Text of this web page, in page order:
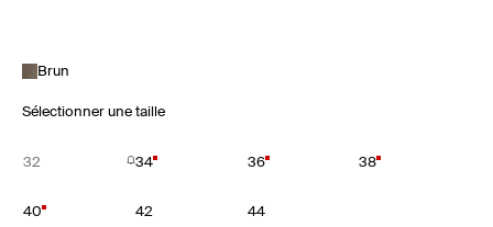
Brun
Sélectionner une taille
32 34 36 38
40 42 44